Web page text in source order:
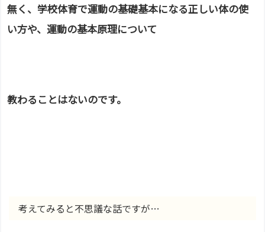
無く、学校体育で運動の基礎基本になる正しい体の使
い方や、運動の基本原理について
教わることはないのです。
考えてみると不思議な話ですが…